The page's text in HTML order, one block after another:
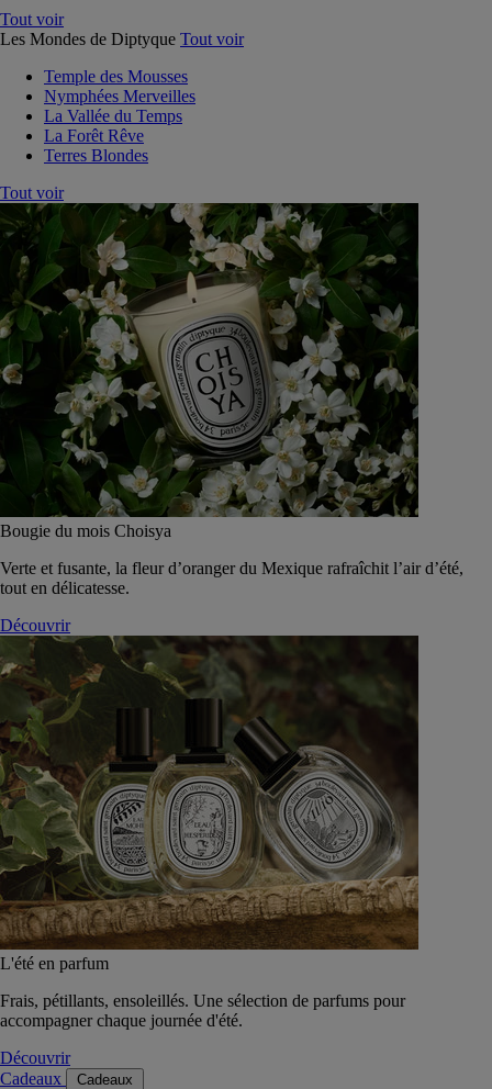
Tout voir
Les Mondes de Diptyque Tout voir
Temple des Mousses
Nymphées Merveilles
La Vallée du Temps
La Forêt Rêve
Terres Blondes
Tout voir
Bougie du mois Choisya
Verte et fusante, la fleur d’oranger du Mexique rafraîchit l’air d’été,
tout en délicatesse.
Découvrir
L'été en parfum
Frais, pétillants, ensoleillés. Une sélection de parfums pour
accompagner chaque journée d'été.
Découvrir
Cadeaux
Cadeaux